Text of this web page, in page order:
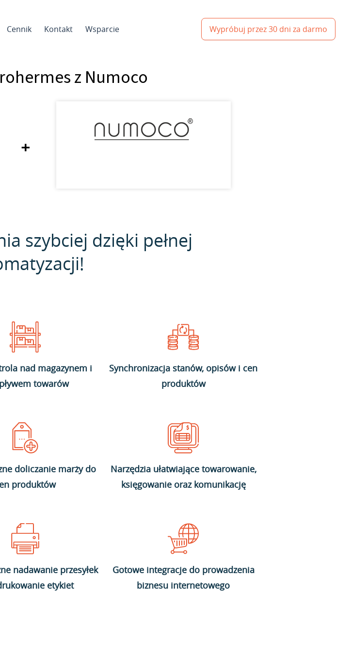
Cennik Kontakt Wsparcie Wypróbuj przez 30 dni za darmo
z Numoco
+
szybciej dzięki pełnej
nad magazynem i
towarów
Synchronizacja stanów, opisów i cen
produktów
doliczanie marży do
produktów
Narzędzia ułatwiające towarowanie,
księgowanie oraz komunikację
nadawanie przesyłek
etykiet
Gotowe integracje do prowadzenia
biznesu internetowego